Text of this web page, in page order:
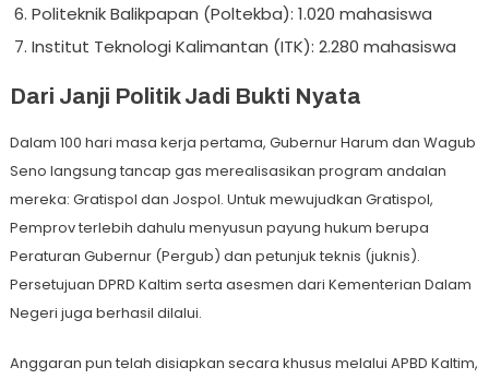
Politeknik Balikpapan (Poltekba): 1.020 mahasiswa
Institut Teknologi Kalimantan (ITK): 2.280 mahasiswa
Dari Janji Politik Jadi Bukti Nyata
Dalam 100 hari masa kerja pertama, Gubernur Harum dan Wagub
Seno langsung tancap gas merealisasikan program andalan
mereka: Gratispol dan Jospol. Untuk mewujudkan Gratispol,
Pemprov terlebih dahulu menyusun payung hukum berupa
Peraturan Gubernur (Pergub) dan petunjuk teknis (juknis).
Persetujuan DPRD Kaltim serta asesmen dari Kementerian Dalam
Negeri juga berhasil dilalui.
Anggaran pun telah disiapkan secara khusus melalui APBD Kaltim,